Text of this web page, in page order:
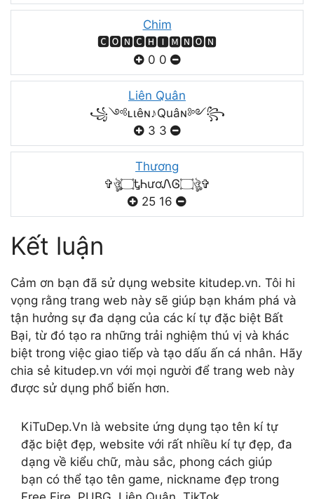
Chim
🅲🅾🅽🅲🅷🅸🅼🅽🅾🅽
0 0
Liên Quân
꧁༺ʟιêɴ♪Quâɴ༻꧂
3 3
Thương
✞ঔৣ۝ᎿᏂươᏁᎶ۝ঔৣ✞
25 16
Kết luận
Cảm ơn bạn đã sử dụng website kitudep.vn. Tôi hi
vọng rằng trang web này sẽ giúp bạn khám phá và
tận hưởng sự đa dạng của các kí tự đặc biệt Bất
Bại, từ đó tạo ra những trải nghiệm thú vị và khác
biệt trong việc giao tiếp và tạo dấu ấn cá nhân. Hãy
chia sẻ kitudep.vn với mọi người để trang web này
được sử dụng phổ biến hơn.
KiTuDep.Vn là website ứng dụng tạo tên kí tự
đặc biệt đẹp, website với rất nhiều kí tự đẹp, đa
dạng về kiểu chữ, màu sắc, phong cách giúp
bạn có thể tạo tên game, nickname đẹp trong